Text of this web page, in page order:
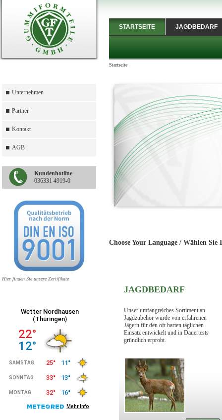
Unternehmen
Partner
Kontakt
AGB
Kundenhotline
036331 4919-0
Hier finden Sie unsere Zertifikate
STARTSEITE JAGDBEDARF
Startseite
Choose Your Language /
JAGDBEDARF
Unser umfangreiches Sortiment an
Jagdzubehör wurde von erfahrenen
Jägern für den oft harten täglichen
Einsatz entwickelt und in Dauertests
gründlich erprobt.